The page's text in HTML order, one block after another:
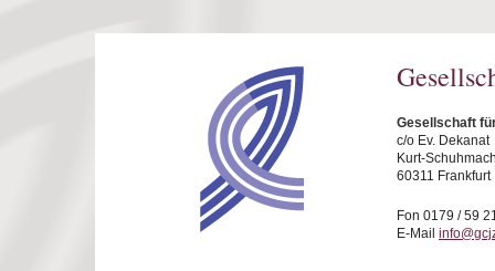
Gesellschaft
c/o Ev. Dekanat
Kurt-
60311 Frankfurt
Fon 0179 / 59
E-Mail